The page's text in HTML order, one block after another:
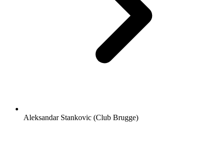
Aleksandar Stankovic (Club Brugge)